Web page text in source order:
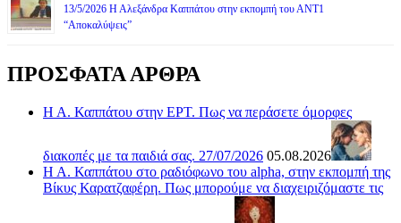
13/5/2026 Η Αλεξάνδρα Καππάτου στην εκπομπή του ΑΝΤ1
“Αποκαλύψεις”
ΠΡΟΣΦΑΤΑ ΑΡΘΡΑ
Η Α. Καππάτου στην ΕΡΤ. Πως να περάσετε όμορφες
διακοπές με τα παιδιά σας. 27/07/2026 05.08.2026
Η Α. Καππάτου στο ραδιόφωνο του alpha, στην εκπομπή της
Βίκυς Καρατζαφέρη. Πως μπορούμε να διαχειριζόμαστε τις